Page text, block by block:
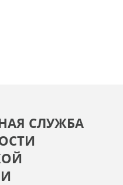
СЛУЖБА